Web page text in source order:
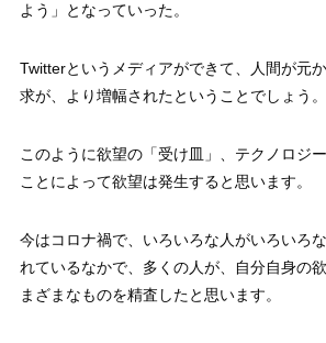
よう」となっていった。
Twitterというメディアができて、人間が元
求が、より増幅されたということでしょう。
このように欲望の「受け皿」、テクノロジ
ことによって欲望は発生すると思います。
今はコロナ禍で、いろいろな人がいろいろ
れているなかで、多くの人が、自分自身の
まざまなものを精査したと思います。